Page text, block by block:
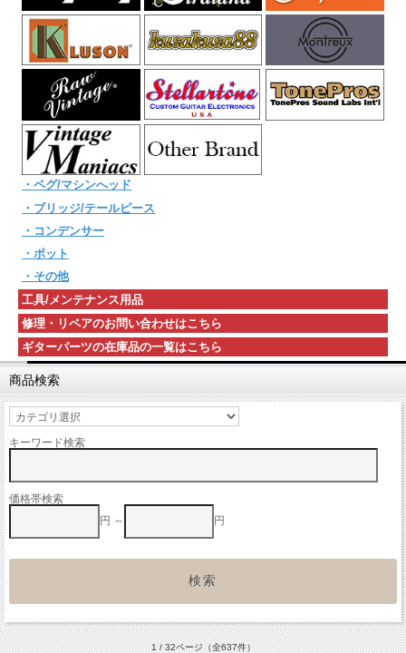
・ペグ/マシンへッド
・ブリッジ/テールピース
・コンデンサー
・ポット
・その他
工具/メンテナンス用品
修理・リペアのお問い合わせはこちら
ギターパーツの在庫品の一覧はこちら
商品検索
キーワード検索
価格帯検索
円 ～
円
1 / 32ページ（全637件）